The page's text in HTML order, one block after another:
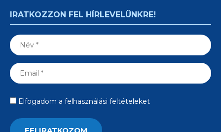
IRATKOZZON FEL HÍRLEVELÜNKRE!
Elfogadom a felhasználási feltételeket